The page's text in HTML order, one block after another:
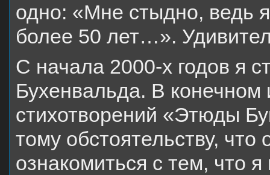
одно: «Мне стыдно, ведь
более 50 лет…».
С начала 2000-х годов я
Бухенвальда. В конечном
стихотворений «Этюды
тому обстоятельству,
ознакомиться с тем, что